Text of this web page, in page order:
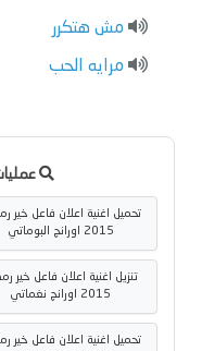
مش هتكرر
مرايه الحب
تحميل اغنية اعلان فاعل خير
2015 اورانج البوماتي
تنزيل اغنية اعلان فاعل خير
2015 اورانج نغماتي
تحميل اغنية اعلان فاعل خير